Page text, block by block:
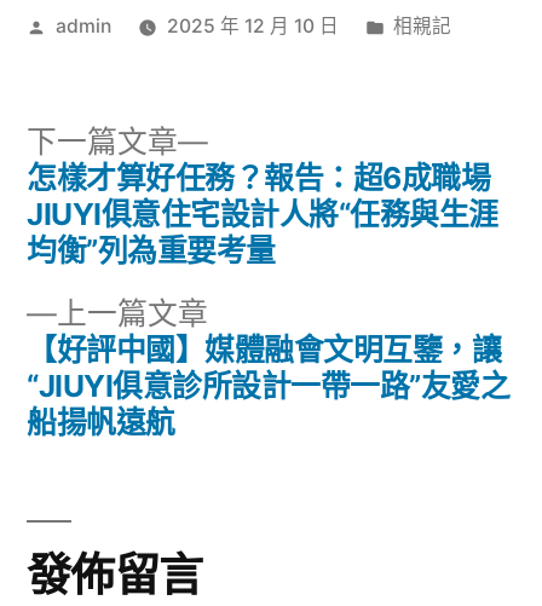
作
admin 2025 年 12 月 10 日
分
相親記
文
章
導
覽
上一篇文章
一
篇
【好評中國】媒體融會文明互鑒，讓
“JIUYI俱意診所設計一帶一路”友愛之
船揚帆遠航
下一篇文章
下
一
篇
文
怎樣才算好任務？報告：超6成職場
JIUYI俱意住宅設計人將“任務與生涯
均衡”列為重要考量
發佈留言